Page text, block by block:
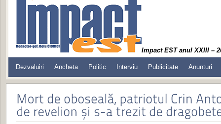
Impact EST anul XXIII –
Dezvaluiri Ancheta Politic Interviu Publicitate Anunturi